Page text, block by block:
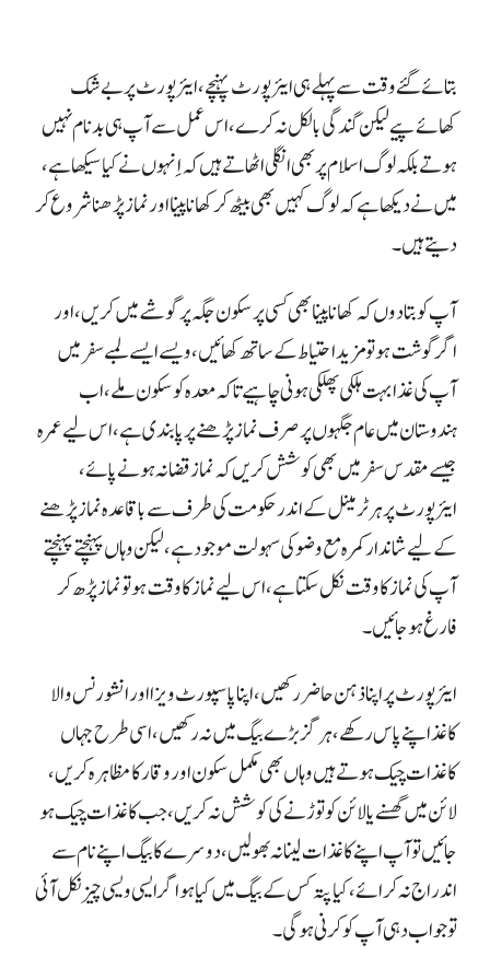
بتائے گئے وقت سے پہلے ہی ایئرپورٹ پہنچے، ایئرپورٹ پر بے شک
کھائے پیے لیکن گندگی بالکل نہ کرے، اس عمل سے آپ ہی بدنام نہیں
ہوتے بلکہ لوگ اسلام پر بھی انگلی اٹھاتے ہیں کہ اِنہوں نے کیا سیکھا ہے،
میں نے دیکھا ہے کہ لوگ کہیں بھی بیٹھ کر کھانا پینا اور نماز پڑھنا شروع کر
دیتے ہیں۔
آپ کو بتا دوں کہ کھانا پینا بھی کسی پرسکون جگہ پر گوشے میں کریں، اور
اگر گوشت ہو تو مزید احتیاط کے ساتھ کھائیں، ویسے ایسے لمبے سفر میں
آپ کی غذا بہت ہلکی پھلکی ہونی چاہیے تاکہ معدہ کو سکون ملے، اب
ہندوستان میں عام جگہوں پر صرف نماز پڑھنے پر پابندی ہے، اس لیے عمرہ
جیسے مقدس سفر میں بھی کوشش کریں کہ نماز قضا نہ ہونے پائے،
ایئرپورٹ پر ہر ٹرمینل کے اندر حکومت کی طرف سے باقاعدہ نماز پڑھنے
کے لیے شاندار کمرہ مع وضو کی سہولت موجود ہے، لیکن وہاں پہنچتے پہنچتے
آپ کی نماز کا وقت نکل سکتا ہے، اس لیے نماز کا وقت ہو تو نماز پڑھ کر
فارغ ہو جائیں۔
ایئرپورٹ پر اپنا ذہن حاضر رکھیں، اپنا پاسپورٹ ویزا اور انشورنس والا
کاغذ اپنے پاس رکھے، ہرگز بڑے بیگ میں نہ رکھیں، اسی طرح جہاں
کاغذات چیک ہوتے ہیں وہاں بھی مکمل سکون اور وقار کا مظاہرہ کریں،
لائن میں گھسنے یا لائن کو توڑنے کی کوشش نہ کریں، جب کاغذات چیک ہو
جائیں تو آپ اپنے کاغذات لینا نہ بھولیں، دوسرے کا بیگ اپنے نام سے
اندراج نہ کرائے، کیا پتہ کس کے بیگ میں کیا ہو اگر ایسی ویسی چیز نکل آئی
تو جواب دہی آپ کو کرنی ہوگی۔